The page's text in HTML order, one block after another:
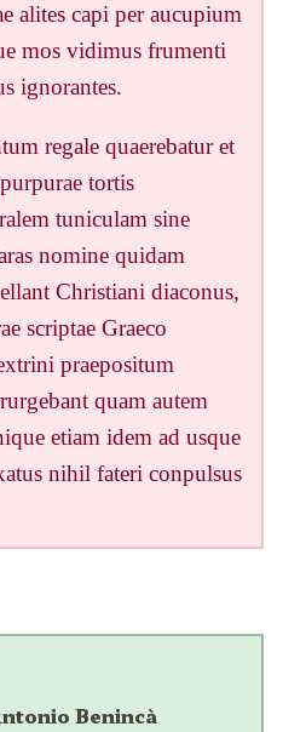
alites capi per aucupium
mos vidimus frumenti
ignorantes.
regale quaerebatur et
tortis
tuniculam sine
nomine quidam
Christiani diaconus,
scriptae Graeco
praepositum
quam autem
etiam idem ad usque
nihil fateri conpulsus
Benincà